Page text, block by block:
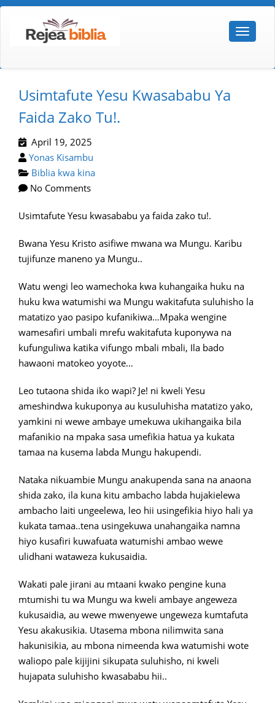
Usimtafute Yesu Kwasababu Ya
Faida Zako Tu!.
April 19, 2025
Yonas Kisambu
Biblia kwa kina
No Comments
Usimtafute Yesu kwasababu ya faida zako tu!.
Bwana Yesu Kristo asifiwe mwana wa Mungu. Karibu
tujifunze maneno ya Mungu..
Watu wengi leo wamechoka kwa kuhangaika huku na
huku kwa watumishi wa Mungu wakitafuta suluhisho la
matatizo yao pasipo kufanikiwa…Mpaka wengine
wamesafiri umbali mrefu wakitafuta kuponywa na
kufunguliwa katika vifungo mbali mbali, Ila bado
hawaoni matokeo yoyote…
Leo tutaona shida iko wapi? Je! ni kweli Yesu
ameshindwa kukuponya au kusuluhisha matatizo yako,
yamkini ni wewe ambaye umekuwa ukihangaika bila
mafanikio na mpaka sasa umefikia hatua ya kukata
tamaa na kusema labda Mungu hakupendi.
Nataka nikuambie Mungu anakupenda sana na anaona
shida zako, ila kuna kitu ambacho labda hujakielewa
ambacho laiti ungeelewa, leo hii usingefikia hiyo hali ya
kukata tamaa..tena usingekuwa unahangaika namna
hiyo kusafiri kuwafuata watumishi ambao wewe
ulidhani wataweza kukusaidia.
Wakati pale jirani au mtaani kwako pengine kuna
mtumishi tu wa Mungu wa kweli ambaye angeweza
kukusaidia, au wewe mwenyewe ungeweza kumtafuta
Yesu akakusikia. Utasema mbona nilimwita sana
hakunisikia, au mbona nimeenda kwa watumishi wote
waliopo pale kijijini sikupata suluhisho, ni kweli
hujapata suluhisho kwasababu hii..